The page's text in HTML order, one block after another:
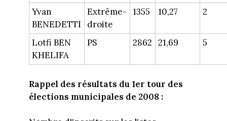
Yvan
BENEDETTI
Extrême-
droite
1355 10,27 2
Lotfi BEN
KHELIFA
PS 2862 21,69 5
Rappel des résultats du 1er tour des
élections municipales de 2008 :